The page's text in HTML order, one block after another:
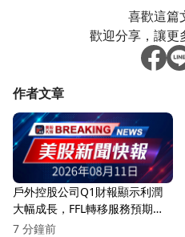
喜歡這篇
歡迎分享，讓更
作者文章
戶外控股公司Q1財報顯示利潤
大幅成長，FFL轉移服務預期毛
利率穩定在85%以上！
7 分鐘前